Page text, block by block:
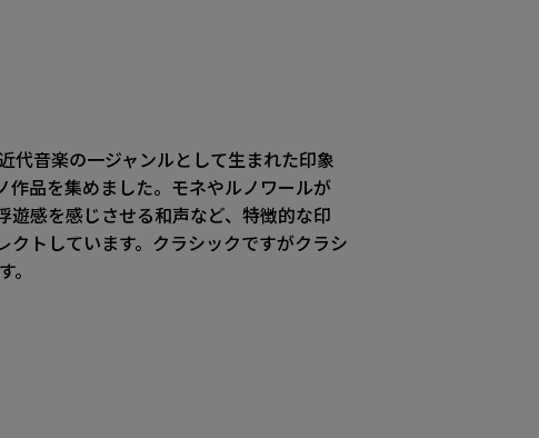
代音楽の一ジャンルとして生まれた印象
品を集めました。モネやルノワールが
感を感じさせる和声など、特徴的な印
トしています。クラシックですがクラシ